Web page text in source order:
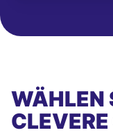
WÄHLEN